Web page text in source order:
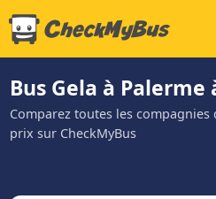
Bus Gela à
Comparez toutes les
prix sur CheckMyBus